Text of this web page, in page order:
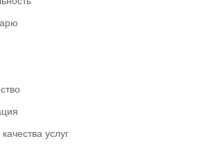
услуг